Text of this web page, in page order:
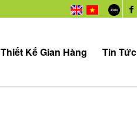
Thiết Kế Gian Hàng Tin Tức